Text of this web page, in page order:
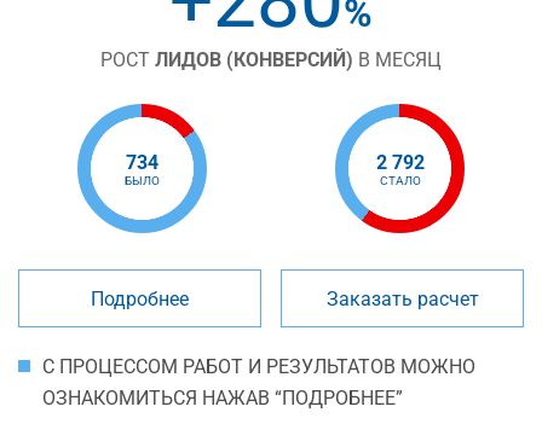
%
РОСТ ЛИДОВ (КОНВЕРСИЙ) В МЕСЯЦ
734
БЫЛО
2 792
СТАЛО
Подробнее Заказать расчет
С ПРОЦЕССОМ РАБОТ И РЕЗУЛЬТАТОВ МОЖНО
ОЗНАКОМИТЬСЯ НАЖАВ “ПОДРОБНЕЕ”